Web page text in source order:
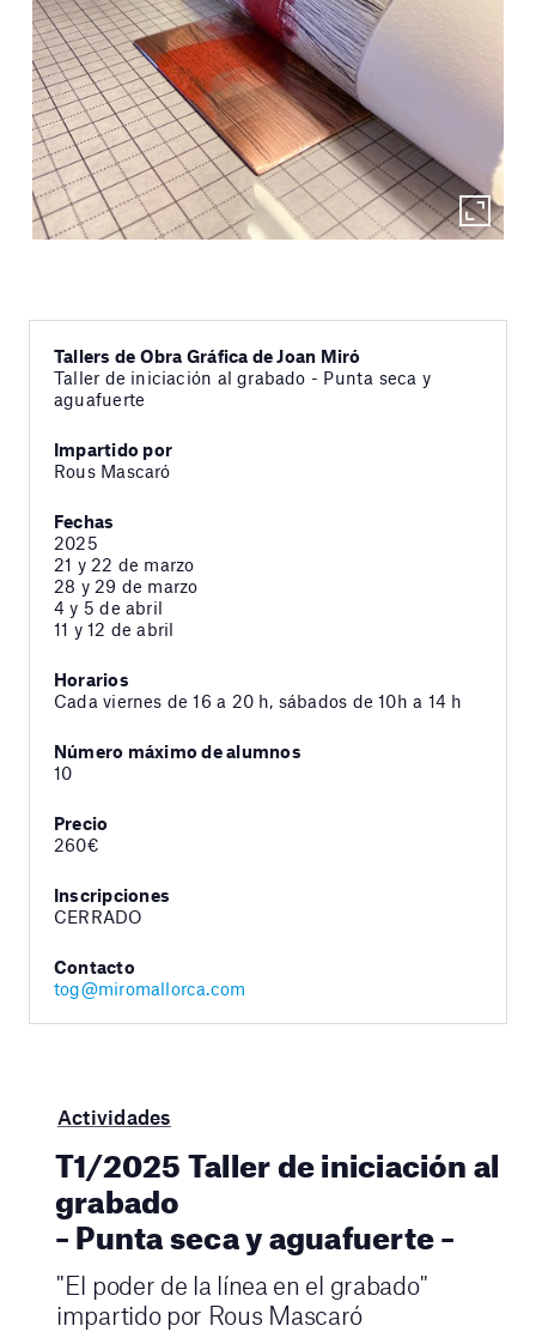
Tallers de Obra Gráfica de Joan Miró
Taller de iniciación al grabado - Punta seca y
aguafuerte
Impartido por
Rous Mascaró
Fechas
2025
21 y 22 de marzo
28 y 29 de marzo
4 y 5 de abril
11 y 12 de abril
Horarios
Cada viernes de 16 a 20 h, sábados de 10h a 14 h
Número máximo de alumnos
10
Precio
260€
Inscripciones
CERRADO
Contacto
tog@miromallorca.com
Actividades
T1/2025 Taller de iniciación al
grabado
– Punta seca y aguafuerte –
"El poder de la línea en el grabado"
impartido por Rous Mascaró